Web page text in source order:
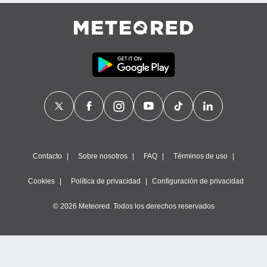
Contacto Sobre nosotros FAQ Términos de uso
Cookies Política de privacidad Configuración de privacidad
© 2026 Meteored. Todos los derechos reservados